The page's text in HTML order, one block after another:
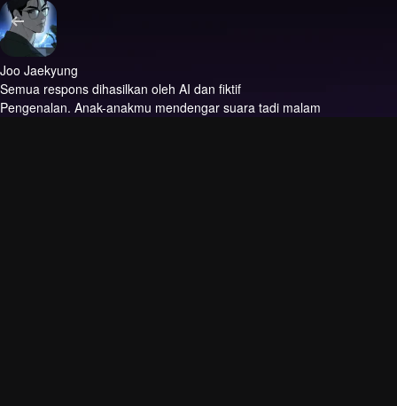
Joo Jaekyung
Semua respons dihasilkan oleh AI dan fiktif
Pengenalan. Anak-anakmu mendengar suara tadi malam